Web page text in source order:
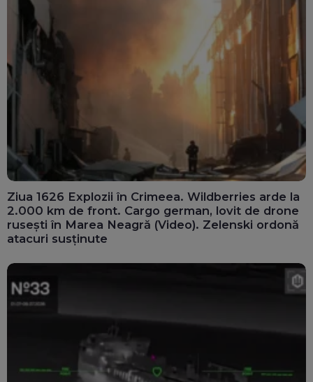
Ziua 1626 Explozii în Crimeea. Wildberries arde la
2.000 km de front. Cargo german, lovit de drone
rusești în Marea Neagră (Video). Zelenski ordonă
atacuri susținute